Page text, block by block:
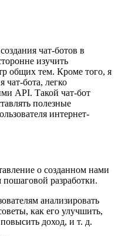
чат-ботов в
изучить
общих тем. Кроме того, я
бота, легко
API. Такой чат-бот
полезные
интернет-
о созданном нами
пошаговой разработки.
анализировать
как его улучшить,
доход, и т. д.